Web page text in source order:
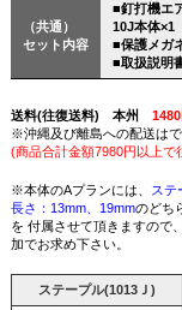
（共通）
セット内容
■釘打機エ
10J本体×1
■保護メガ
■取扱説明
送料(往復送料) 本州 1480
※沖縄及び離島への配送はで
(商品合計金額7980円以上で
※本体のAプランには、 ステ
長さ：13mm、19mmのどち
を 付属させて頂きますので
加でお求め下さい。
ステープル(1013Ｊ)